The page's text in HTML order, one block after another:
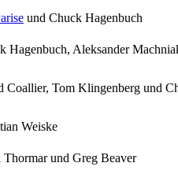
und Chuck Hagenbuch
Hagenbuch, Aleksander
Coallier, Tom Klingenberg und
Weiske
und Greg Beaver